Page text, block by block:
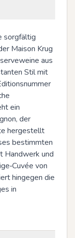
sorgfältig
Maison Krug
aus
Stil mit
ein
der
hergestellt
bestimmten
Handwerk und
von
hingegen die
in